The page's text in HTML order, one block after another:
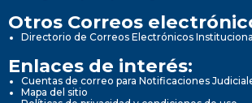
Otros Correos
Directorio de Correos Electrónicos
Enlaces de interés:
Cuentas de correo para Notificaciones
Mapa del sitio